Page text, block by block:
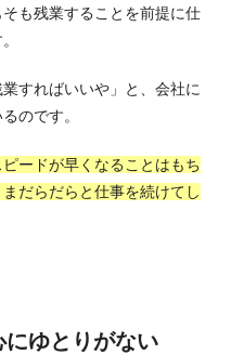
そも残業することを前提に仕
すればいいや」と、会社に
のです。
ードが早くなることはもち
だらだらと仕事を続けてし
ゆとりがない